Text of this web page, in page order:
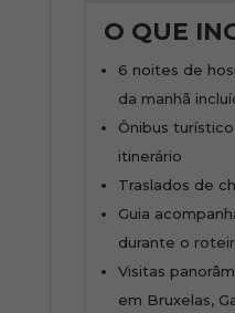
O QUE
6 noites de
da manhã
Ônibus
itinerário
Traslados de
Guia
durante o
Visitas
em Bruxelas,